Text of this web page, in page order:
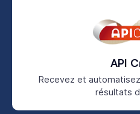
API
Recevez et
résultats